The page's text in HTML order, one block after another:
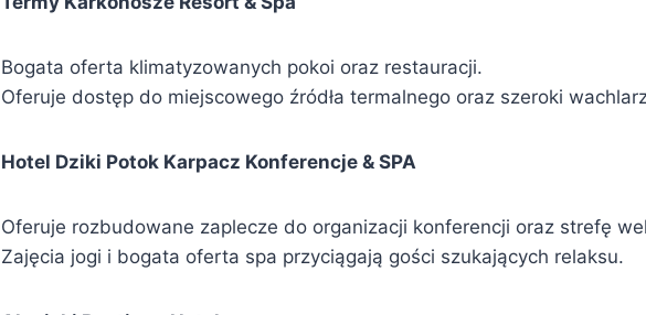
Bogata oferta klimatyzowanych pokoi oraz restauracji.
Oferuje dostęp do miejscowego źródła termalnego oraz szeroki
Hotel Dziki Potok Karpacz Konferencje & SPA
Oferuje rozbudowane zaplecze do organizacji konferencji oraz strefę
Zajęcia jogi i bogata oferta spa przyciągają gości szukających relaksu.